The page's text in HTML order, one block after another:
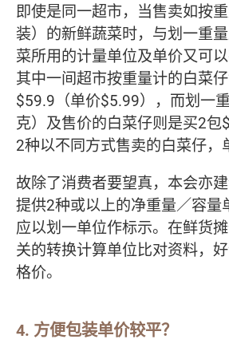
即使是同一超市，当售卖如按
装）的新鲜蔬菜时，与划一重
菜所用的计量单位及单价又可
其中一间超市按重量计的白菜
$59.9（单价$5.99），而划一
克）及售价的白菜仔则是买2包
2种以不同方式售卖的白菜仔，
故除了消费者要望真，本会亦
提供2种或以上的净重量／容量
应以划一单位作标示。在鲜货
关的转换计算单位比对资料，
格价。
4. 方便包装单价较平？